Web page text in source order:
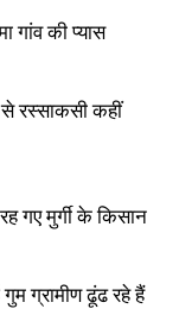
गांव की प्यास
से रस्साकसी कहीं
गए मुर्गी के किसान
ग्रामीण ढूंढ रहे हैं